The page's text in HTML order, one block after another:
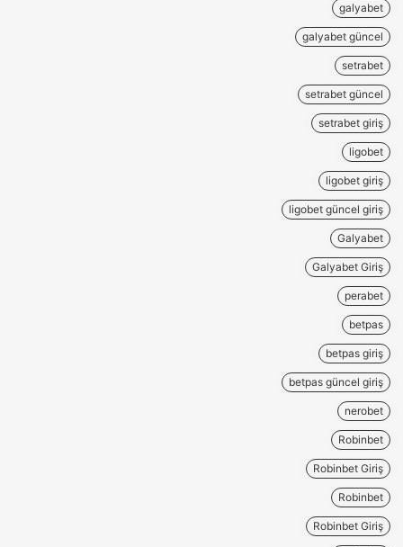
galyabet
galyabet güncel
setrabet
setrabet güncel
setrabet giriş
ligobet
ligobet giriş
ligobet güncel giriş
Galyabet
Galyabet Giriş
perabet
betpas
betpas giriş
betpas güncel giriş
nerobet
Robinbet
Robinbet Giriş
Robinbet
Robinbet Giriş